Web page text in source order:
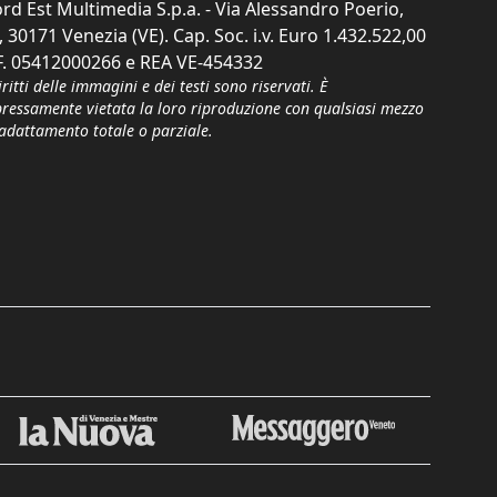
Est Multimedia S.p.a. - Via Alessandro Poerio,
30171 Venezia (VE). Cap. Soc. i.v. Euro 1.432.522,00
05412000266 e REA VE-454332
delle immagini e dei testi sono riservati. È
vietata la loro riproduzione con qualsiasi mezzo
totale o parziale.